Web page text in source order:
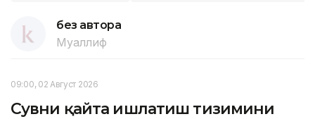
без автора
Муаллиф
09:00, 02 Август 2026
Сувни қайта ишлатиш тизимини